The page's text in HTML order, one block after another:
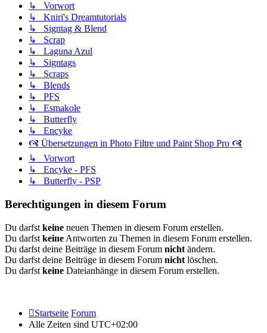
↳ Vorwort
↳ Kniri's Dreamtutorials
↳ Signtag & Blend
↳ Scrap
↳ Laguna Azul
↳ Signtags
↳ Scraps
↳ Blends
↳ PFS
↳ Esmakole
↳ Butterfly
↳ Encyke
🙧 Übersetzungen in Photo Filtre und Paint Shop Pro 🙧
↳ Vorwort
↳ Encyke - PFS
↳ Butterfly - PSP
Berechtigungen in diesem Forum
Du darfst keine neuen Themen in diesem Forum erstellen.
Du darfst keine Antworten zu Themen in diesem Forum erstellen.
Du darfst deine Beiträge in diesem Forum nicht ändern.
Du darfst deine Beiträge in diesem Forum nicht löschen.
Du darfst keine Dateianhänge in diesem Forum erstellen.
Startseite Forum
Alle Zeiten sind UTC+02:00